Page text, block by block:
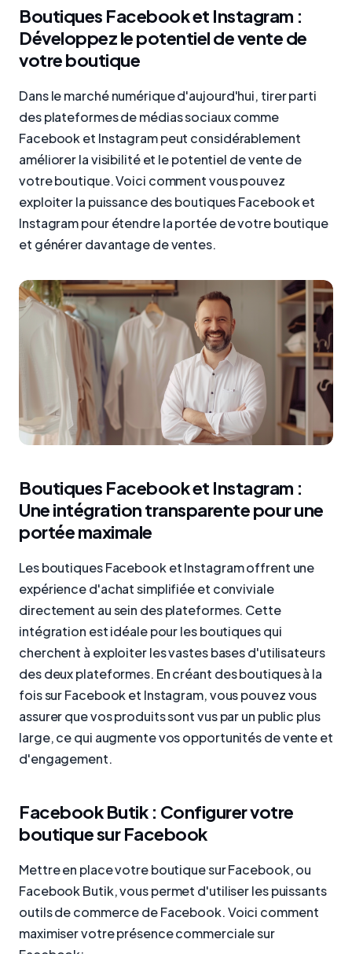
Boutiques Facebook et Instagram :
Développez le potentiel de vente de
votre boutique
Dans le marché numérique d'aujourd'hui, tirer parti
des plateformes de médias sociaux comme
Facebook et Instagram peut considérablement
améliorer la visibilité et le potentiel de vente de
votre boutique. Voici comment vous pouvez
exploiter la puissance des boutiques Facebook et
Instagram pour étendre la portée de votre boutique
et générer davantage de ventes.
Boutiques Facebook et Instagram :
Une intégration transparente pour une
portée maximale
Les boutiques Facebook et Instagram offrent une
expérience d'achat simplifiée et conviviale
directement au sein des plateformes. Cette
intégration est idéale pour les boutiques qui
cherchent à exploiter les vastes bases d'utilisateurs
des deux plateformes. En créant des boutiques à la
fois sur Facebook et Instagram, vous pouvez vous
assurer que vos produits sont vus par un public plus
large, ce qui augmente vos opportunités de vente et
d'engagement.
Facebook Butik : Configurer votre
boutique sur Facebook
Mettre en place votre boutique sur Facebook, ou
Facebook Butik, vous permet d'utiliser les puissants
outils de commerce de Facebook. Voici comment
maximiser votre présence commerciale sur